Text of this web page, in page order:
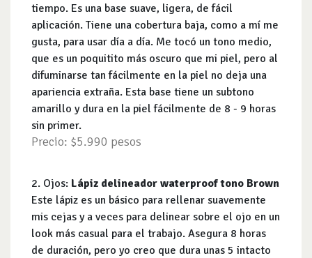
tiempo. Es una base suave, ligera, de fácil
aplicación. Tiene una cobertura baja, como a mí me
gusta, para usar día a día. Me tocó un tono medio,
que es un poquitito más oscuro que mi piel, pero al
difuminarse tan fácilmente en la piel no deja una
apariencia extraña. Esta base tiene un subtono
amarillo y dura en la piel fácilmente de 8 - 9 horas
sin primer.
Precio: $5.990 pesos
2. Ojos: Lápiz delineador waterproof tono Brown
Este lápiz es un básico para rellenar suavemente
mis cejas y a veces para delinear sobre el ojo en un
look más casual para el trabajo. Asegura 8 horas
de duración, pero yo creo que dura unas 5 intacto